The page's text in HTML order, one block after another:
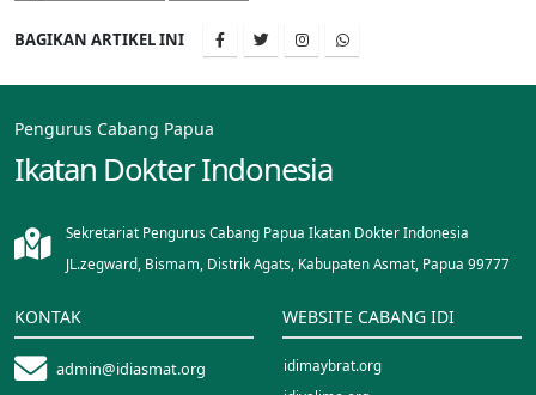
BAGIKAN ARTIKEL INI
Pengurus Cabang Papua
Ikatan Dokter Indonesia
Sekretariat Pengurus Cabang Papua Ikatan Dokter Indonesia
JL.zegward, Bismam, Distrik Agats, Kabupaten Asmat, Papua 99777
KONTAK
admin@idiasmat.org
WEBSITE CABANG IDI
idimaybrat.org